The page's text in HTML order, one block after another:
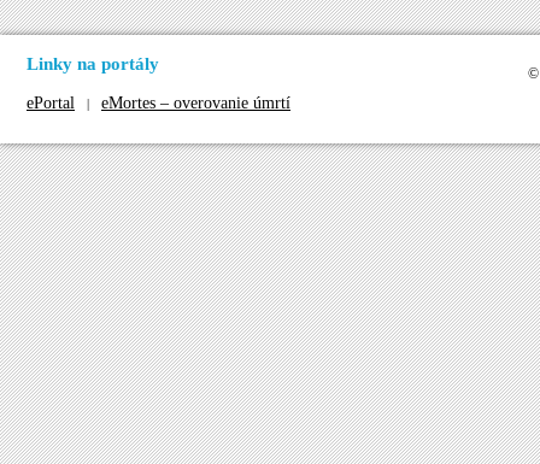
Linky na portály
ePortal | eMortes – overovanie úmrtí
©